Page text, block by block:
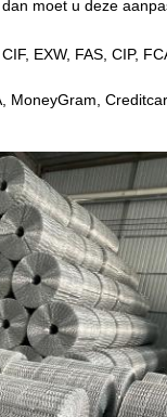
moet u deze
EXW, FAS, CIP,
MoneyGram,